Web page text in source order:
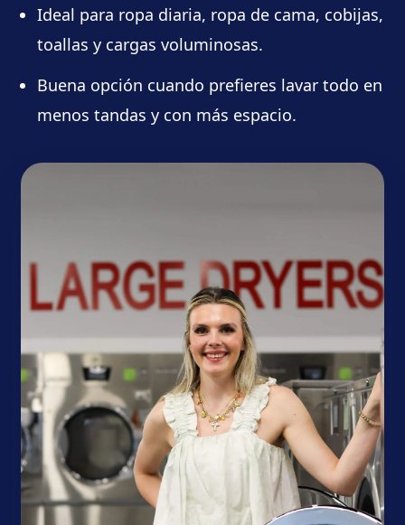
Ideal para ropa diaria, ropa de cama, cobijas,
toallas y cargas voluminosas.
Buena opción cuando prefieres lavar todo en
menos tandas y con más espacio.